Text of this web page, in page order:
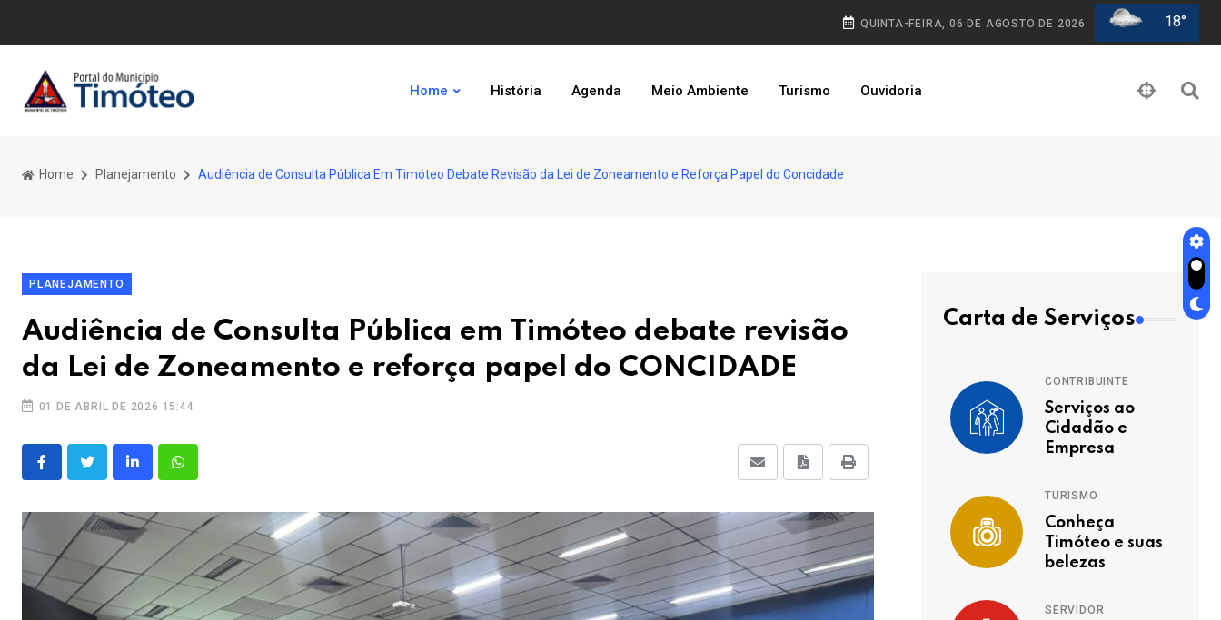
QUINTA-FEIRA, 06 DE AGOSTO DE 2026 18°
Home História Agenda Meio Ambiente Turismo Ouvidoria
Home Planejamento Audiência de Consulta Pública Em Timóteo Debate Revisão da Lei de Zoneamento e Reforça Papel do Concidade
PLANEJAMENTO
Audiência de Consulta Pública em Timóteo debate revisão
da Lei de Zoneamento e reforça papel do CONCIDADE
01 DE ABRIL DE 2026 15:44
Carta de Serviços
CONTRIBUINTE
Serviços ao
Cidadão e
Empresa
TURISMO
Conheça
Timóteo e suas
belezas
SERVIDOR